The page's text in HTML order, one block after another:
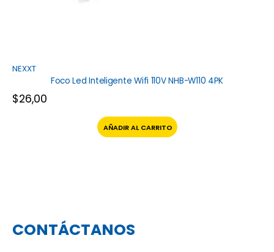
NEXXT
Foco Led Inteligente Wifi 110V NHB-W110 4PK
$26,00
AÑADIR AL CARRITO
CONTÁCTANOS